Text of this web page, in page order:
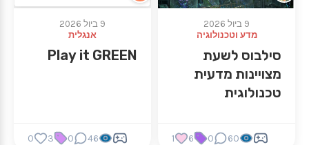
9 ביול 2026
מדע וטכנולוגיה
סילבוס לשעת
מצויינות מדעית
טכנולוגית
60
0
6
1
9 ביול 2026
אנגלית
Play it GREEN
46
0
3
0